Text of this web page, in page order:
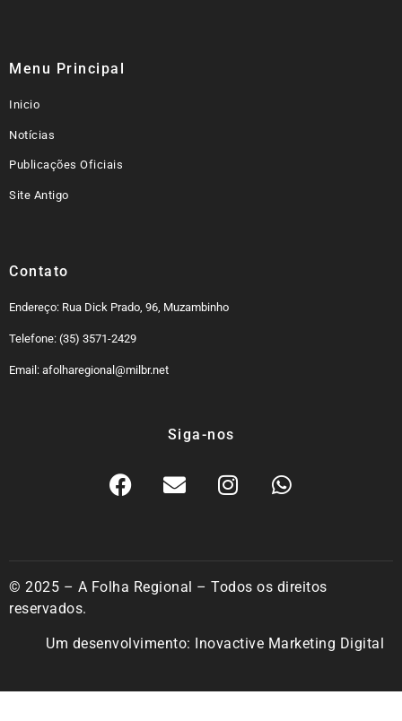
Menu Principal
Inicio
Notícias
Publicações Oficiais
Site Antigo
Contato
Endereço: Rua Dick Prado, 96, Muzambinho
Telefone: (35) 3571-2429
Email: afolharegional@milbr.net
Siga-nos
© 2025 – A Folha Regional – Todos os direitos
reservados.
Um desenvolvimento: Inovactive Marketing Digital